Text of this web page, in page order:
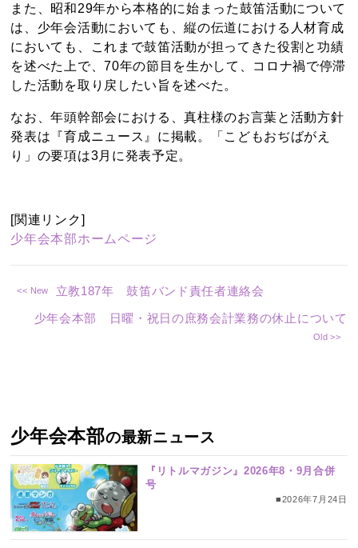
また、昭和29年から本格的に始まった鼓笛活動について
は、少年会活動においても、縦の伝道における人材育成
においても、これまで鼓笛活動が担ってきた役割と功績
を述べた上で、70年の節目を生かして、コロナ禍で停滞
した活動を取り戻したい旨を述べた。
なお、年頭幹部会における、真柱様のお言葉と活動方針
発表は『育成ニュース』に掲載。「こどもおぢばがえ
り」の要項は3月に発表予定。
[関連リンク]
少年会本部ホームページ
立教187年 鼓笛バンド責任者連絡会
少年会本部 日曜・祝日の庶務会計業務の休止について
少年会本部の最新ニュース
『リトルマガジン』2026年8・9月合併
号
■2026年7月24日